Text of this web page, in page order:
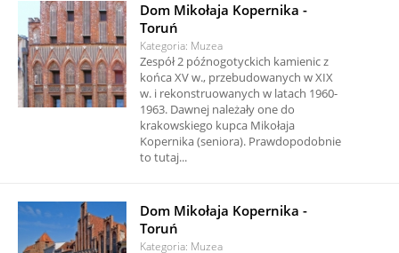
Dom Mikołaja Kopernika -
Toruń
Kategoria: Muzea
Zespół 2 późnogotyckich kamienic z
końca XV w., przebudowanych w XIX
w. i rekonstruowanych w latach 1960-
1963. Dawnej należały one do
krakowskiego kupca Mikołaja
Kopernika (seniora). Prawdopodobnie
to tutaj...
Dom Mikołaja Kopernika -
Toruń
Kategoria: Muzea